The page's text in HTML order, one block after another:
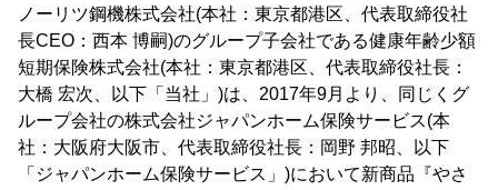
ノーリツ鋼機株式会社(本社：東京都港区、代表取締役社
長CEO：西本 博嗣)のグループ子会社である健康年齢少額
短期保険株式会社(本社：東京都港区、代表取締役社長：
大橋 宏次、以下「当社」)は、2017年9月より、同じくグ
ループ会社の株式会社ジャパンホーム保険サービス(本
社：大阪府大阪市、代表取締役社長：岡野 邦昭、以下
「ジャパンホーム保険サービス」)において新商品『やさ